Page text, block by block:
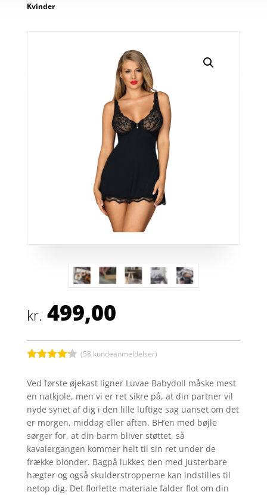
Kvinder
kr. 499,00
ud af 5
baseret
på
kundebedø
mmelser
(58 kundeanmeldelser)
Ved første øjekast ligner Luvae Babydoll måske mest
en natkjole, men vi er ret sikre på, at din partner vil
nyde synet af dig i den lille luftige sag uanset om det
er morgen, middag eller aften. BH’en med bøjle
sørger for, at din barm bliver støttet, så
kavalergangen kommer helt til sin ret under de
frække blonder. Bagpå lukkes den med justerbare
hægter og også skulderstropperne kan indstilles til
netop dig. Det florlette materiale falder flot om din